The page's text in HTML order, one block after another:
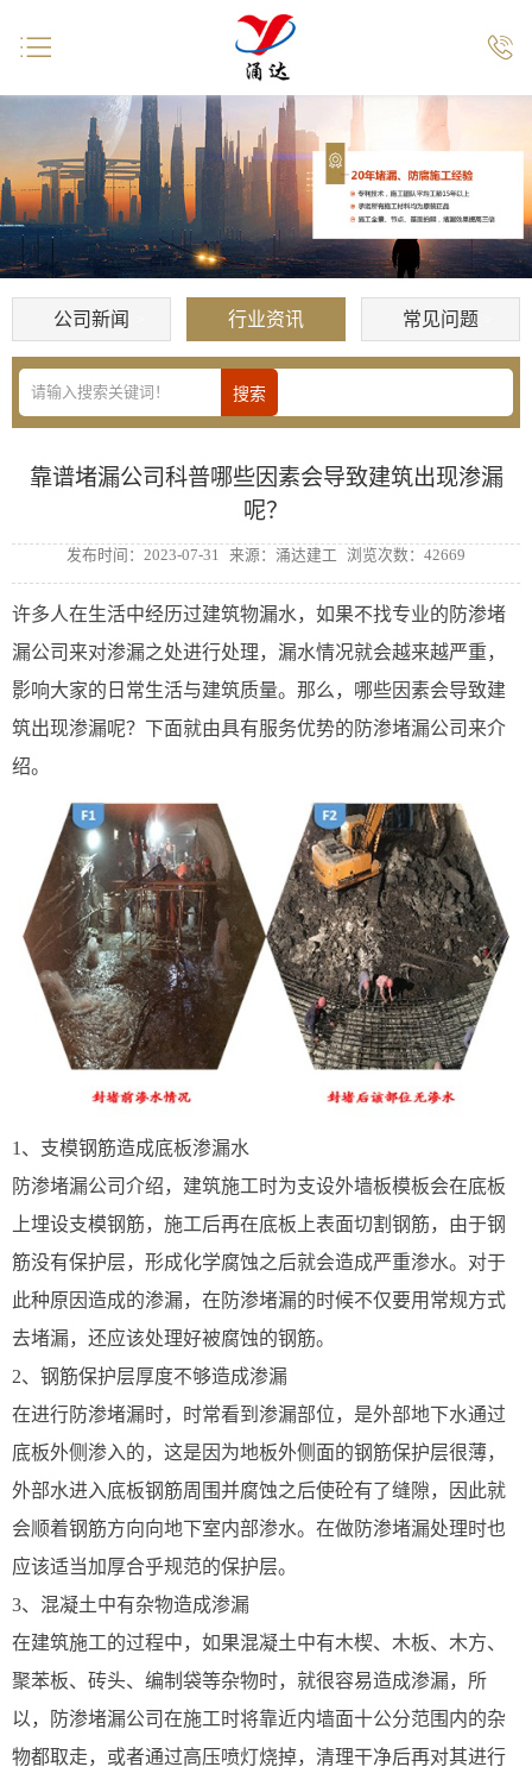
公司新闻 行业资讯 常见问题
靠谱堵漏公司科普哪些因素会导致建筑出现渗漏
呢？
发布时间：2023-07-31 来源：涌达建工 浏览次数：42669
许多人在生活中经历过建筑物漏水，如果不找专业的防渗堵
漏‍公司来对渗漏之处进行处理，漏水情况就会越来越严重，
影响大家的日常生活与建筑质量。那么，哪些因素会导致建
筑出现渗漏呢？下面就由具有服务优势的防渗堵漏‍公司来介
绍。
1、支模钢筋造成底板渗漏水
防渗堵漏‍公司介绍，建筑施工时为支设外墙板模板会在底板
上埋设支模钢筋，施工后再在底板上表面切割钢筋，由于钢
筋没有保护层，形成化学腐蚀之后就会造成严重渗水。对于
此种原因造成的渗漏，在防渗堵漏‍的时候不仅要用常规方式
去堵漏，还应该处理好被腐蚀的钢筋。
2、钢筋保护层厚度不够造成渗漏
在进行防渗堵漏‍时，时常看到渗漏部位，是外部地下水通过
底板外侧渗入的，这是因为地板外侧面的钢筋保护层很薄，
外部水进入底板钢筋周围并腐蚀之后使砼有了缝隙，因此就
会顺着钢筋方向向地下室内部渗水。在做防渗堵漏‍处理时也
应该适当加厚合乎规范的保护层。
3、混凝土中有杂物造成渗漏
在建筑施工的过程中，如果混凝土中有木楔、木板、木方、
聚苯板、砖头、编制袋等杂物时，就很容易造成渗漏，所
以，防渗堵漏‍公司在施工时将靠近内墙面十公分范围内的杂
物都取走，或者通过高压喷灯烧掉，清理干净后再对其进行
 